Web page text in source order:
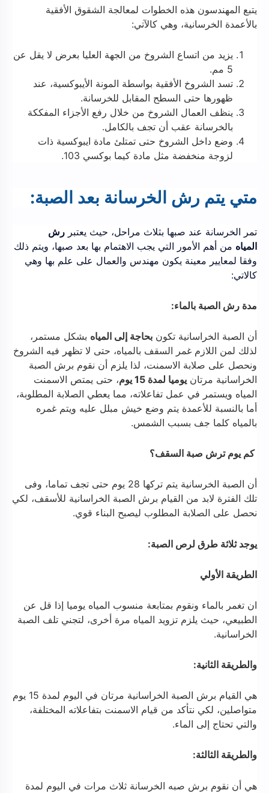
يتبع المهندسون هذه الخطوات لمعالجة الشقوق الأفقية
بالأعمدة الخرسانية، وهي كالآتي:
يزيد من اتساع الشروخ من الجهة العليا بعرض لا يقل عن
5 مم.
تسد الشروخ الأفقية بواسطة المونة الأيبوكسية، عند
ظهورها حتى السطح المقابل للخرسانة.
ينظف العمال الشروخ من خلال رفع الأجزاء المفككة
بالخرسانة عقب أن تجف بالكامل.
وضع داخل الشروخ حتى تمتلئ مادة ايبوكسية ذات
لزوجة منخفضة مثل مادة كيما بوكسي 103.
متي يتم رش الخرسانة بعد الصبة:
تمر الخرسانة عند صبها بثلاث مراحل، حيث يعتبر رش
المياه من أهم الأمور التي يجب الاهتمام بها بعد صبها، ويتم ذلك
وفقا لمعايير معينة يكون مهندس والعمال على علم بها وهي
كالاتي:
مدة رش الصبة بالماء:
أن الصبة الخراسانية تكون بحاجة إلى المياه بشكل مستمر،
لذلك لمن اللازم غمر السقف بالمياه، حتى لا تظهر فيه الشروخ
ونحصل على صلابة الاسمنت، لذا يلزم أن نقوم برش الصبة
الخراسانية مرتان يوميا لمدة 15 يوم
، حتى يمتص الاسمنت
المياه ويستمر في عمل تفاعلاته، مما يعطي الصلابة المطلوبة،
أما بالنسبة للأعمدة يتم وضع خيش مبلل عليه ويتم غمره
بالمياه كلما جف بسبب الشمس.
كم يوم ترش صبة السقف؟
أن الصبة الخرسانية يتم تركها 28 يوم حتى تجف تماما، وفى
تلك الفترة لابد من القيام برش الصبة الخراسانية للأسقف، لكي
نحصل على الصلابة المطلوب ليصبح البناء قوي.
يوجد ثلاثة طرق لرص الصبة:
الطريقة الأولي
ان تغمر بالماء ونقوم بمتابعة منسوب المياه يوميا إذا قل عن
الطبيعي، حيث يلزم تزويد المياه مرة أخرى، لتجني تلف الصبة
الخراسانية.
والطريقة الثانية:
هي القيام برش الصبة الخراسانية مرتان في اليوم لمدة 15 يوم
متواصلين، لكي نتأكد من قيام الاسمنت بتفاعلاته المختلفة،
والتي تحتاج إلى الماء.
والطريقة الثالثة:
هي أن نقوم برش صبه الخرسانة ثلاث مرات في اليوم لمدة